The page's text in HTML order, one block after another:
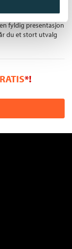
fyldig presentasjon
du et stort utvalg
*!